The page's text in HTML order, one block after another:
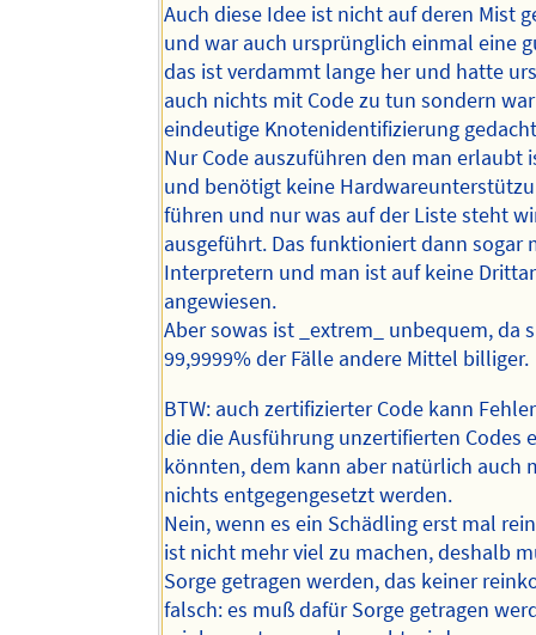
Auch diese Idee ist nicht auf deren Mist
und war auch ursprünglich einmal eine
das ist verdammt lange her und hatte
auch nichts mit Code zu tun sondern
eindeutige Knotenidentifizierung
Nur Code auszuführen den man erlaubt
und benötigt keine
führen und nur was auf der Liste steht
ausgeführt. Das funktioniert dann sogar
Interpretern und man ist auf keine
angewiesen.
Aber sowas ist _extrem_ unbequem, da
99,9999% der Fälle andere Mittel billiger.
BTW: auch zertifizierter Code kann
die die Ausführung unzertifierten Codes
könnten, dem kann aber natürlich auch
nichts entgegengesetzt werden.
Nein, wenn es ein Schädling erst mal
ist nicht mehr viel zu machen, deshalb
Sorge getragen werden, das keiner
falsch: es muß dafür Sorge getragen